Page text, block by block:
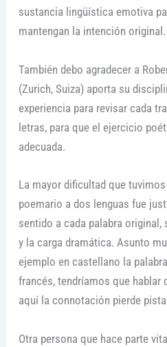
sustancia lingüística emotiva
mantengan la intención original.
También debo agradecer a
(Zurich, Suiza) aporta su
experiencia para revisar cada
letras, para que el ejercicio
adecuada.
La mayor dificultad que
poemario a dos lenguas fue
sentido a cada palabra original,
y la carga dramática. Asunto
ejemplo en castellano la
francés, tendríamos que hablar
aquí la connotación pierde
Otra persona que hace parte